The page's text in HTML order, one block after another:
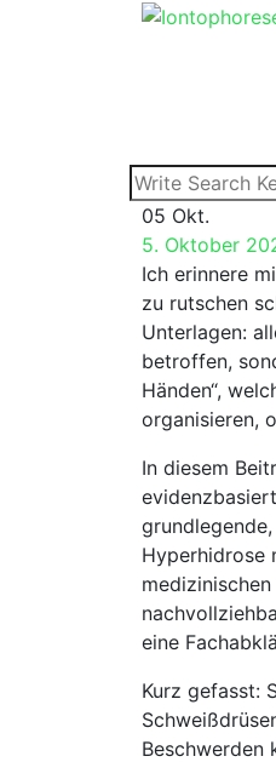
Search
for:05 Okt.
5. Oktober
Ich‌ erinnere⁢
zu rutschen
Unterlagen:
betroffen,
‌Händen“,⁢
organisieren,
In diesem
Hyperhidrose
eine
Kurz​ gefasst:
Beschwerden